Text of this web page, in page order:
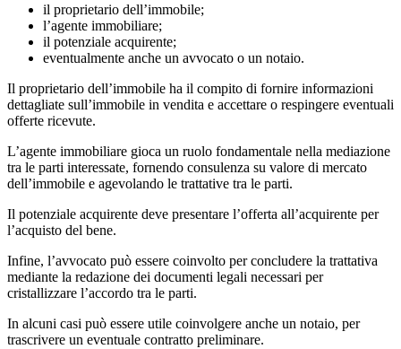
il proprietario dell’immobile;
l’agente immobiliare;
il potenziale acquirente;
eventualmente anche un avvocato o un notaio.
Il proprietario dell’immobile ha il compito di fornire informazioni
dettagliate sull’immobile in vendita e accettare o respingere eventuali
offerte ricevute.
L’agente immobiliare gioca un ruolo fondamentale nella mediazione
tra le parti interessate, fornendo consulenza su valore di mercato
dell’immobile e agevolando le trattative tra le parti.
Il potenziale acquirente deve presentare l’offerta all’acquirente per
l’acquisto del bene.
Infine, l’avvocato può essere coinvolto per concludere la trattativa
mediante la redazione dei documenti legali necessari per
cristallizzare l’accordo tra le parti.
In alcuni casi può essere utile coinvolgere anche un notaio, per
trascrivere un eventuale contratto preliminare.